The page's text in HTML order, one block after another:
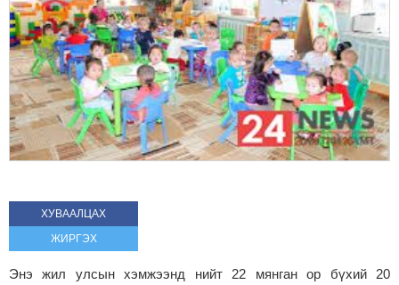
ХУВААЛЦАХ
ЖИРГЭХ
Энэ жил улсын хэмжээнд нийт 22 мянган ор бүхий 20